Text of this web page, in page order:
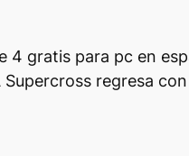
4 gratis para pc en
regresa